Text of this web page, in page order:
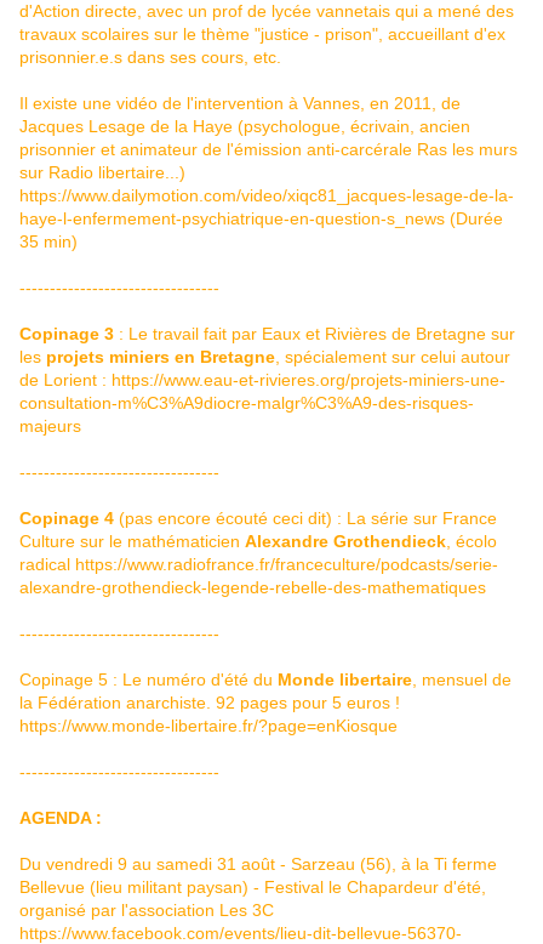
d'Action directe, avec un prof de lycée vannetais qui a mené des
travaux scolaires sur le thème "justice - prison", accueillant d'ex
prisonnier.e.s dans ses cours, etc.
Il existe une vidéo de l'intervention à Vannes, en 2011, de
Jacques Lesage de la Haye (psychologue, écrivain, ancien
prisonnier et animateur de l'émission anti-carcérale Ras les murs
sur Radio libertaire...)
https://www.dailymotion.com/video/xiqc81_jacques-lesage-de-la-
haye-l-enfermement-psychiatrique-en-question-s_news (Durée
35 min)
---------------------------------
Copinage 3 : Le travail fait par Eaux et Rivières de Bretagne sur
les projets miniers en Bretagne , spécialement sur celui autour
de Lorient : https://www.eau-et-rivieres.org/projets-miniers-une-
consultation-m%C3%A9diocre-malgr%C3%A9-des-risques-
majeurs
---------------------------------
Copinage 4 (pas encore écouté ceci dit) : La série sur France
Culture sur le mathématicien Alexandre Grothendieck , écolo
radical https://www.radiofrance.fr/franceculture/podcasts/serie-
alexandre-grothendieck-legende-rebelle-des-mathematiques
---------------------------------
Copinage 5 : Le numéro d'été du Monde libertaire , mensuel de
la Fédération anarchiste. 92 pages pour 5 euros !
https://www.monde-libertaire.fr/?page=enKiosque
---------------------------------
AGENDA :
Du vendredi 9 au samedi 31 août - Sarzeau (56), à la Ti ferme
Bellevue (lieu militant paysan) - Festival le Chapardeur d'été,
organisé par l'association Les 3C
https://www.facebook.com/events/lieu-dit-bellevue-56370-